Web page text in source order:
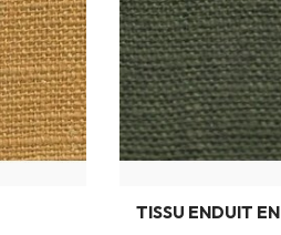
TISSU ENDUIT